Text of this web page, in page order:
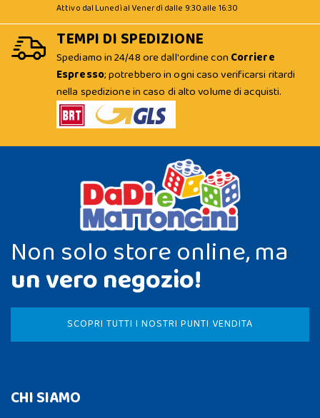
Attivo dal Lunedì al Venerdì dalle 9:30 alle 16:30
TEMPI DI SPEDIZIONE
Spediamo in 24/48 ore dall'ordine con Corriere
Espresso; potrebbero in ogni caso verificarsi ritardi
nella spedizione in caso di alto volume di acquisti.
Non solo store online, ma
un vero negozio!
SCOPRI TUTTI I NOSTRI PUNTI VENDITA
CHI SIAMO